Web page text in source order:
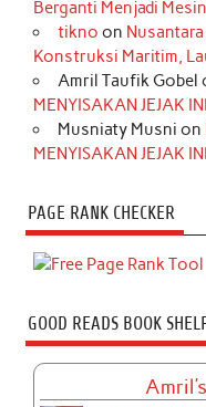
Berganti Menjadi
tikno on
Konstruksi Maritim,
Amril Taufik Gobel
MENYISAKAN JEJAK
Musniaty Musni on
MENYISAKAN JEJAK
PAGE RANK CHECKER
GOOD READS BOOK